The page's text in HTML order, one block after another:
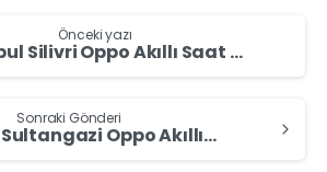
Önceki yazı
İstanbul Silivri Oppo Akıllı Saat Alan Yerler – Oppo Akıllı Saat Sat
Sonraki Gönderi
İstanbul Sultangazi Oppo Akıllı Saat Alan Yerler – Oppo Akıllı Saat Sat